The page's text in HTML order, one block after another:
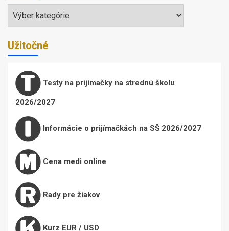
Témy
Užitočné
Testy na prijímačky na strednú školu
2026/2027
Informácie o prijímačkách na SŠ 2026/2027
Cena medi online
Rady pre žiakov
Kurz EUR / USD